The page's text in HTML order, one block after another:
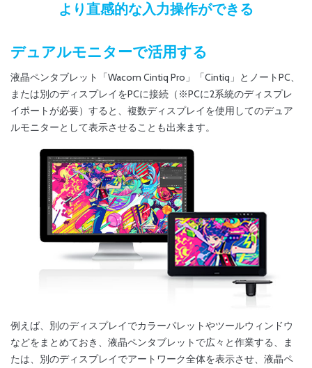
より直感的な入力操作ができる
デュアルモニターで活用する
液晶ペンタブレット「Wacom Cintiq Pro」「Cintiq」とノートPC、
または別のディスプレイをPCに接続（※PCに2系統のディスプレ
イポートが必要）すると、複数ディスプレイを使用してのデュア
ルモニターとして表示させることも出来ます。
例えば、別のディスプレイでカラーパレットやツールウィンドウ
などをまとめておき、液晶ペンタブレットで広々と作業する、ま
たは、別のディスプレイでアートワーク全体を表示させ、液晶ペ